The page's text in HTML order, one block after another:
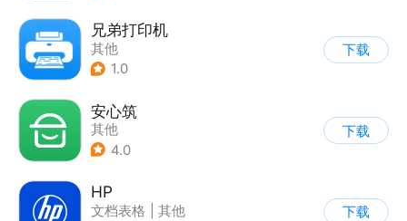
兄弟打印机
其他
1.0
下载
安心筑
其他
4.0
下载
HP
文档表格
其他
下载